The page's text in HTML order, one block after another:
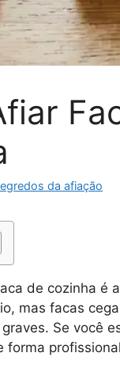
da afiação
de cozinha é
mas facas
Se você
forma